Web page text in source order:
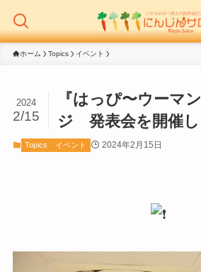
ホーム Topics イベント
『はっぴ〜ウーマ
ジ 発表会を開催し
2024
2/15
Topics イベント 2024年2月15日